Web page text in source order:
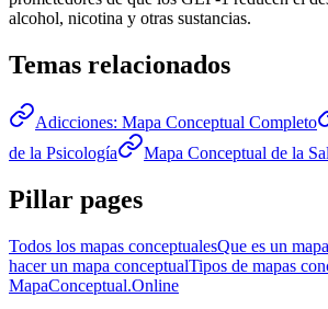
alcohol, nicotina y otras sustancias.
Temas relacionados
Adicciones: Mapa Conceptual Completo
de la Psicología
Mapa Conceptual de la
Pillar pages
Todos los mapas conceptualesQue es un
hacer un mapa conceptualTipos de mapas
MapaConceptual.Online